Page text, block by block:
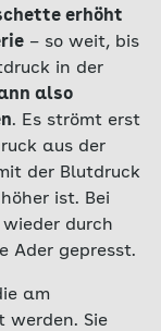
erhöht
– so weit, bis
in der
also
. Es strömt erst
aus der
der Blutdruck
ist. Bei
durch
Ader gepresst.
am
werden. Sie